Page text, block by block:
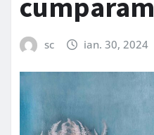
cumparam
sc ian. 30, 2024